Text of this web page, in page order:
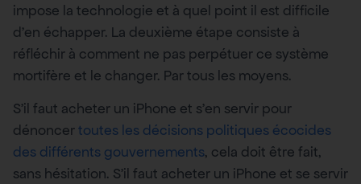
impose la technologie et à quel point il est difficile
d’en échapper. La deuxième étape consiste à
réfléchir à comment ne pas perpétuer ce système
mortifère et le changer. Par tous les moyens.
S’il faut acheter un iPhone et s’en servir pour
dénoncertoutes les décisions politiques écocides
des différents gouvernements, cela doit être fait,
sans hésitation. S’il faut acheter un iPhone et se servir